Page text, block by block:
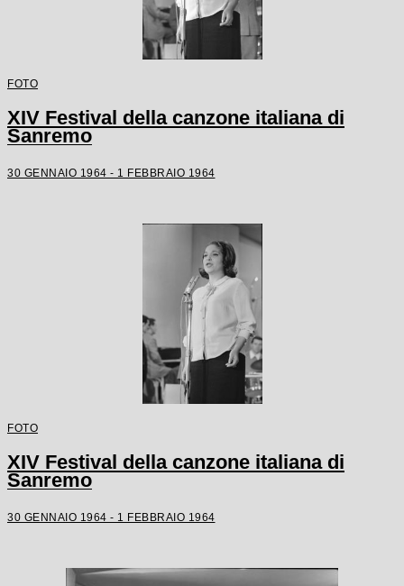
FOTO
XIV Festival della canzone italiana di
Sanremo
30 GENNAIO 1964 - 1 FEBBRAIO 1964
FOTO
XIV Festival della canzone italiana di
Sanremo
30 GENNAIO 1964 - 1 FEBBRAIO 1964